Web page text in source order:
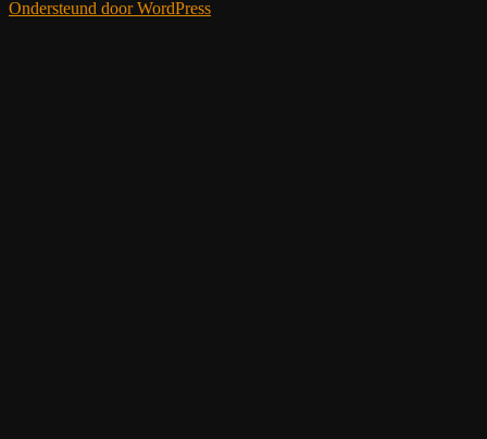
Ondersteund door WordPress